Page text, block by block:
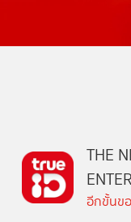
THE
อีกขั้นข